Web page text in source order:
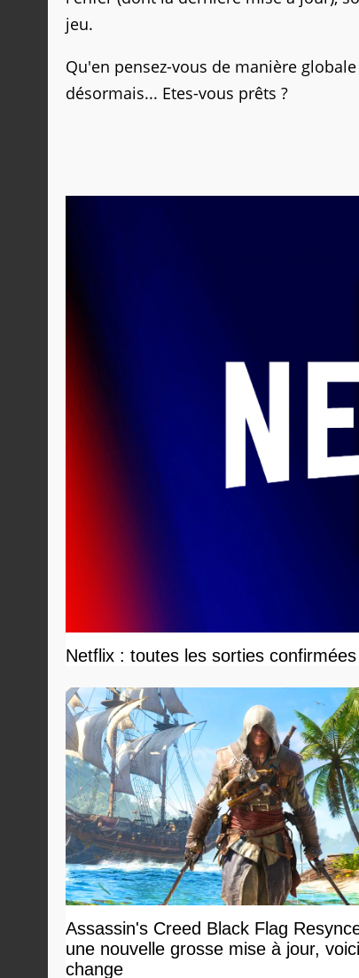
jeu.
Qu'en pensez-vous de manière
désormais... Etes-vous prêts ?
Netflix : toutes les sorties
Assassin's Creed Black Flag
une nouvelle grosse mise à jour,
change